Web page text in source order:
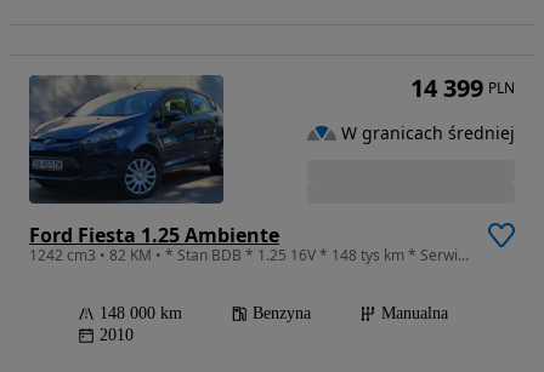
Ford Fiesta 1.25 Ambiente
1242 cm3 • 82 KM • * Stan BDB * 1.25 16V * 148 tys km * Serwis * TUV *
148 000 km Benzyna
Manualna
2010
14 399 PLN
W granicach średniej